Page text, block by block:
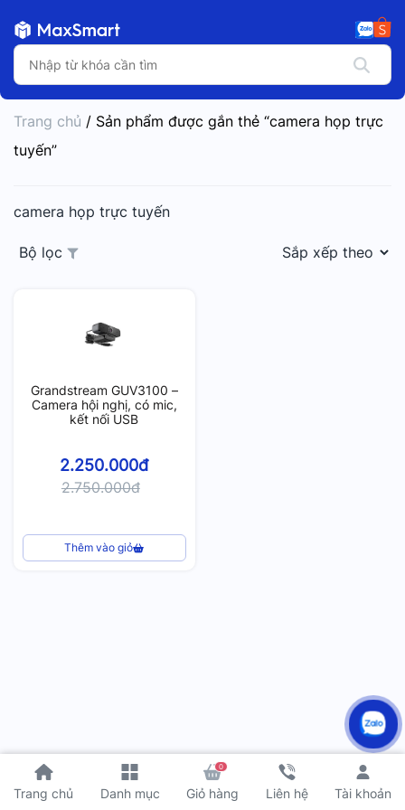
Trang chủ Danh mục
0
Giỏ hàng Liên hệ Tài khoản
Trang chủ / Sản phẩm được gắn thẻ “camera họp trực
tuyến”
camera họp trực tuyến
Bộ lọc
Grandstream GUV3100 –
Camera hội nghị, có mic,
kết nối USB
2.250.000đ
2.750.000đ
Thêm vào giỏ